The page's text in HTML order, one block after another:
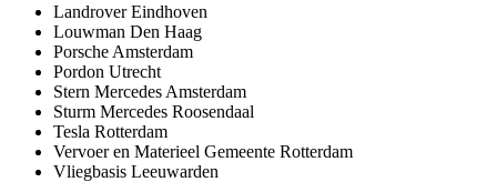
Landrover Eindhoven
Louwman Den Haag
Porsche Amsterdam
Pordon Utrecht
Stern Mercedes Amsterdam
Sturm Mercedes Roosendaal
Tesla Rotterdam
Vervoer en Materieel Gemeente Rotterdam
Vliegbasis Leeuwarden